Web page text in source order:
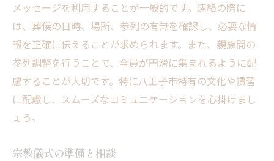
メッセージを利用することが一般的です。連絡の際に
は、葬儀の日時、場所、参列の有無を確認し、必要な情
報を正確に伝えることが求められます。また、親族間の
参列調整を行うことで、全員が円滑に集まれるように配
慮することが大切です。特に八王子市特有の文化や慣習
に配慮し、スムーズなコミュニケーションを心掛けまし
ょう。
宗教儀式の準備と相談